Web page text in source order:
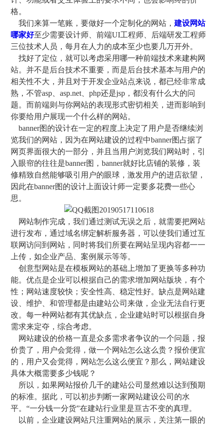
格。
我们来算一笔账，要做好一个定制化的网站，建设网站
哪家好至少需要设计师、前端UI工程师、后端研发工程师
三位技术人员，每月在人力的成本至少也要几万开外。
找好了定位，就可以考虑采用哪一种前端技术来建构网
站。并不是后台技术不重要，而是后台技术基本与用户的
相关性不大，并且对于开发企业站点来说，都已经非常成
熟，不管asp、asp.net、php还是jsp，都没有什么大的问
题。而前端则与你网站的表现形式密切相关，进而影响到
你要给用户展现一个什么样的网站。
banner图的设计在一定的程度上决定了用户是否继续浏
览我们的网站，因为在网站建设的过程中banner图占据了
网页界面很大的一部分，并且当用户浏览我们网站时，引
入眼帘的往往是banner图，banner就好比店铺的装修，装
修精致自然能够吸引用户的眼球，激发用户的进店欲望，
因此在banner图的设计上面设计师一定要多花费一些心
思。
网站制作完成，我们通过测试无误之后，就需要把网站
进行发布，通过域名绑定解析服务器，可以使我们通过互
联网访问到网站，同时将我们所要在网站呈现内容都一一
上传，如企业产品、案例展示等等。
创意型网站是在模板网站的基础上增加了更换等多种功
能。优点是企业可以根据自己的需求增加网站版块，有个
性；网站速度较快；安全性高、稳定性好。缺点是网站建
设、维护、和管理都是由建站公司来做，企业无法自行更
改。每一种网站都有其优缺点，企业建站时可以根据自身
需求来定夺，综合考虑。
网站建设的价格一直是众多需求者争议的一个问题，报
价贵了，用户会觉得，做一个网站怎么这么贵？报价便宜
的，用户又会觉得，网站怎么这么便宜？那么，网站建设
具体大概需要多少钱呢？
所以，如果网站报价几千的建站公司显然难以达到预期
的标准。据此，可以初步判断一家网站建设公司的水
平。“一分钱一分货”在建站行业里是亘古不变的真理。
以前，企业建设网站只注重网站的展示，关注第一眼的